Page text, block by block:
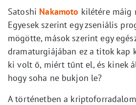
Satoshi Nakamoto kilétére máig
Egyesek szerint egy zseniális
mögötte, mások szerint egy
dramaturgiájában ez a titok kap
ki volt ő, miért tűnt el, és kinek
hogy soha ne bukjon le?
A történetben a